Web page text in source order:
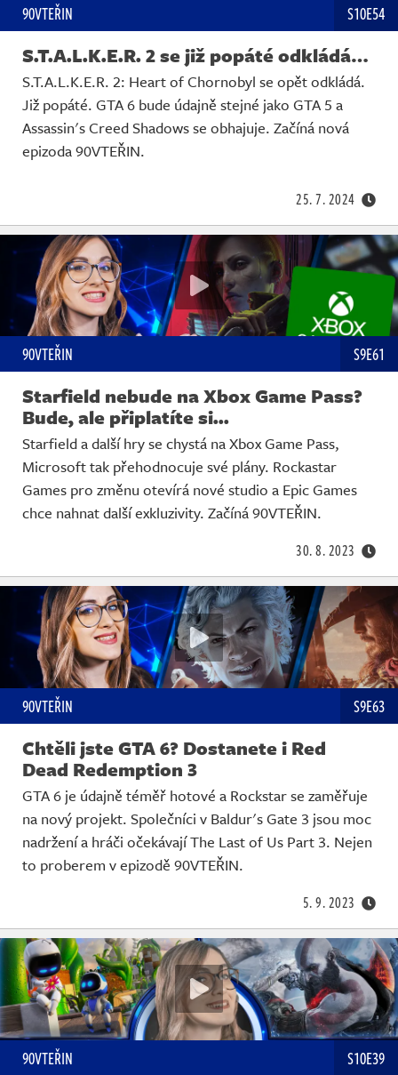
90VTEŘIN S10E54
S.T.A.L.K.E.R. 2 se již popáté odkládá…
S.T.A.L.K.E.R. 2: Heart of Chornobyl se opět odkládá.
Již popáté. GTA 6 bude údajně stejné jako GTA 5 a
Assassin's Creed Shadows se obhajuje. Začíná nová
epizoda 90VTEŘIN.
25. 7. 2024
90VTEŘIN S9E61
Starfield nebude na Xbox Game Pass?
Bude, ale připlatíte si...
Starfield a další hry se chystá na Xbox Game Pass,
Microsoft tak přehodnocuje své plány. Rockastar
Games pro změnu otevírá nové studio a Epic Games
chce nahnat další exkluzivity. Začíná 90VTEŘIN.
30. 8. 2023
90VTEŘIN S9E63
Chtěli jste GTA 6? Dostanete i Red
Dead Redemption 3
GTA 6 je údajně téměř hotové a Rockstar se zaměřuje
na nový projekt. Společníci v Baldur's Gate 3 jsou moc
nadržení a hráči očekávají The Last of Us Part 3. Nejen
to proberem v epizodě 90VTEŘIN.
5. 9. 2023
90VTEŘIN S10E39